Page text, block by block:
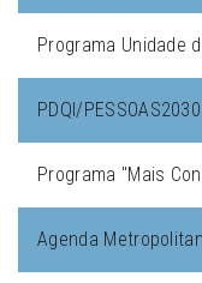
Programa Unidade
PDQI/
Programa "Mais
Agenda